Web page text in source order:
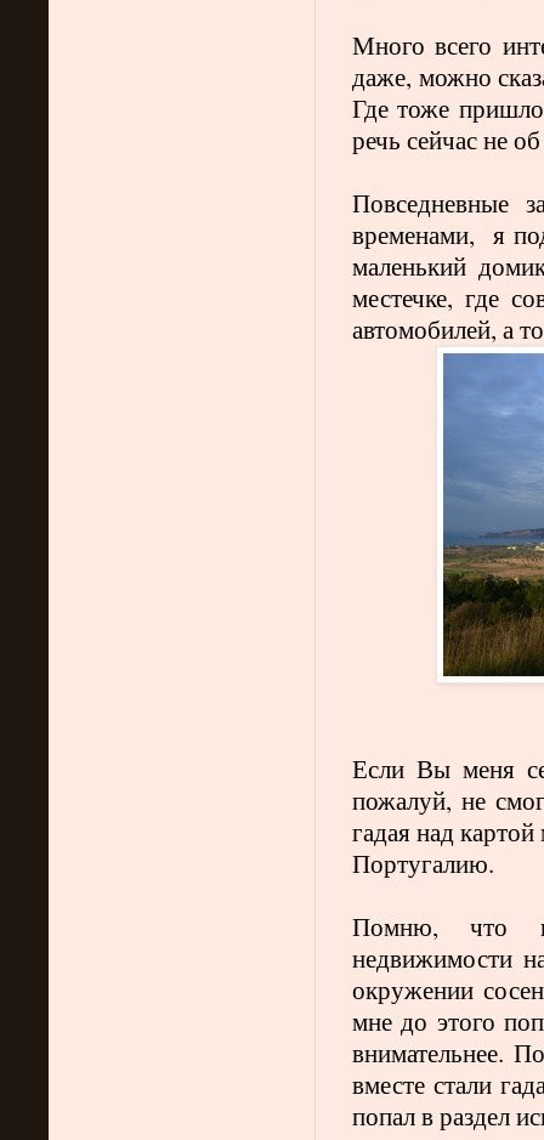
Много всего
даже, можно
Где тоже
речь сейчас не
Повседневные
временами,
я
маленький
местечке, где
автомобилей, а
Если Вы меня
пожалуй, не
гадая над
Португалию.
Помню, что
недвижимости
окружении
мне до этого
внимательнее.
вместе стали
попал в раздел